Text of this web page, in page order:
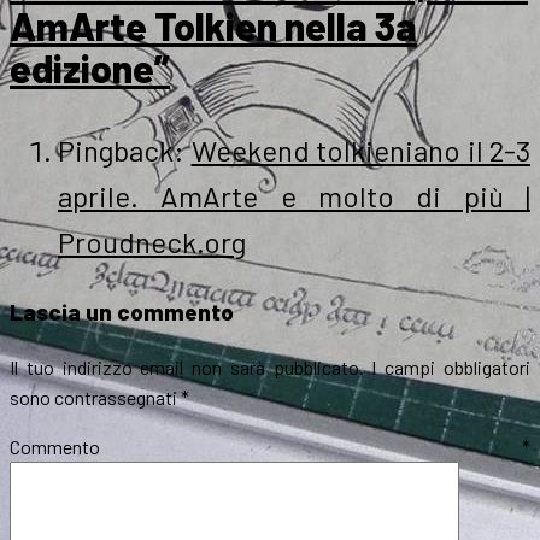
AmArte Tolkien nella 3a
edizione”
Pingback:Weekend tolkieniano il 2-3
aprile. AmArte e molto di più |
Proudneck.org
Lascia un commento
Il tuo indirizzo email non sarà pubblicato. I campi obbligatori
sono contrassegnati*
Commento *